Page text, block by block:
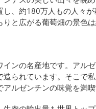
し、約180万人もの人々
りと広がる葡萄畑の景色
インの名産地です。アル
造られています。そこで
アルゼンチンの味覚を満